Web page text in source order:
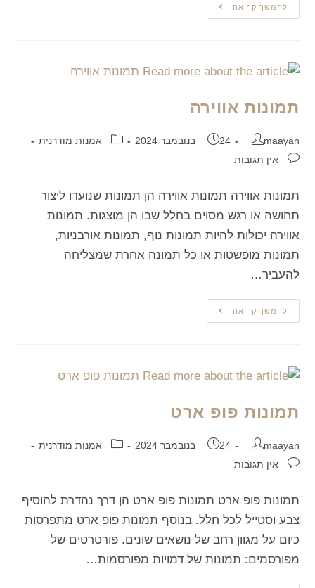
להמשך קריאה
תמונות אווירה
maayan 24 בנובמבר 2024
אמנות מודרנית
אין תגובות
תמונות אווירה תמונות אווירה הן תמונות שנועדו ליצור
תחושה או רגש מסוים בחלל שבו הן מוצגות. תמונות
אווירה יכולות להיות תמונות נוף, תמונות אורבניות,
תמונות מופשטות או כל תמונה אחרת שמצליחה
להעביר…
להמשך קריאה
תמונות פופ ארט
maayan 24 בנובמבר 2024
אמנות מודרנית
אין תגובות
תמונות פופ ארט תמונות פופ ארט הן דרך נהדרת להוסיף
צבע וסטייל לכל חלל. בנוסף תמונות פופ ארט מתפרסות
כיום על מגוון רחב של נושאים שונים. פורטרטים של
מפורסמים: תמונות של דמויות מפורסמות…